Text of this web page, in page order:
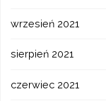
wrzesień 2021
sierpień 2021
czerwiec 2021